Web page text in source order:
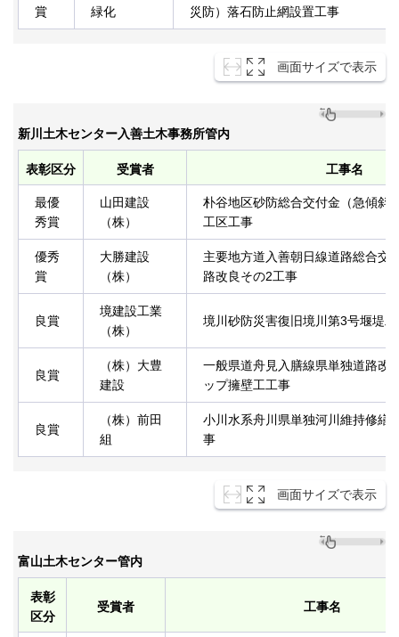
賞
緑化
災防）落石防止網設置工事
画面サイズで表示
新川土木センター入善土木事務所管内
表彰区分 受賞者 工事名
最優
秀賞
山田建設
（株）
朴谷地区砂防総合交付金（急傾斜
工区工事
優秀
賞
大勝建設
（株）
主要地方道入善朝日線道路総合交
路改良その2工事
良賞
境建設工業
（株）
境川砂防災害復旧境川第3号堰堤
良賞
（株）大豊
建設
一般県道舟見入膳線県単独道路改
ップ擁壁工工事
良賞
（株）前田
組
小川水系舟川県単独河川維持修繕
事
画面サイズで表示
富山土木センター管内
表彰
区分
受賞者 工事名